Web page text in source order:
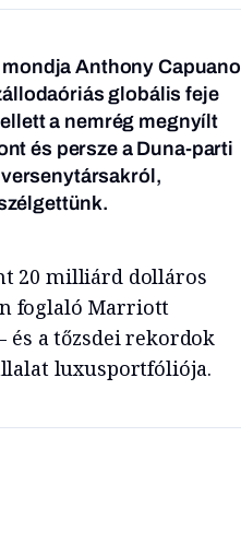
Anthony Capuano
globális feje
a nemrég megnyílt
és persze a Duna-parti
20 milliárd dolláros
foglaló Marriott
és a tőzsdei rekordok
luxusportfóliója.